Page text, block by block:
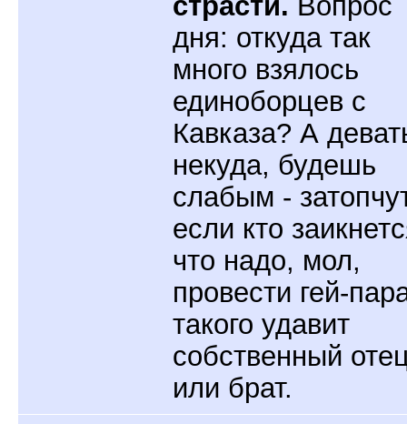
дня: откуда так
много взялось
единоборцев с
Кавказа? А
некуда, будешь
слабым -
если кто
что надо, мол,
провести гей-
такого удавит
собственный
или брат.